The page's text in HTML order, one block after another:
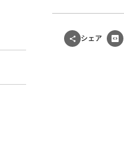
シェア